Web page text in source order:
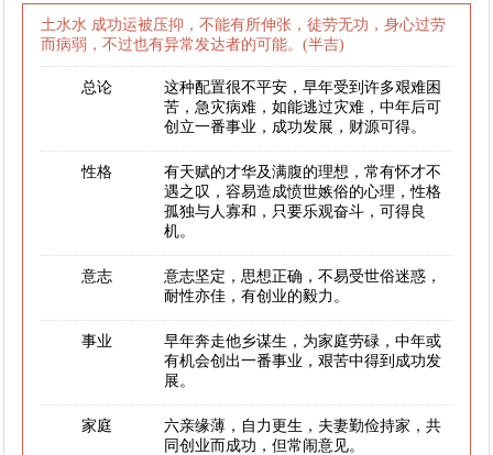
土水水 成功运被压抑，不能有所伸张，徒劳无功，身心过劳
而病弱，不过也有异常发达者的可能。(半吉)
总论
这种配置很不平安，早年受到许多艰难困
苦，急灾病难，如能逃过灾难，中年后可
创立一番事业，成功发展，财源可得。
性格
有天赋的才华及满腹的理想，常有怀才不
遇之叹，容易造成愤世嫉俗的心理，性格
孤独与人寡和，只要乐观奋斗，可得良
机。
意志
意志坚定，思想正确，不易受世俗迷惑，
耐性亦佳，有创业的毅力。
事业
早年奔走他乡谋生，为家庭劳碌，中年或
有机会创出一番事业，艰苦中得到成功发
展。
家庭
六亲缘薄，自力更生，夫妻勤俭持家，共
同创业而成功，但常闹意见。